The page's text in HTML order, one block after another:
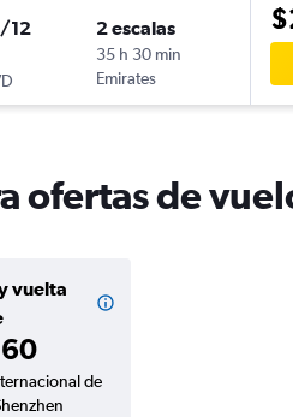
12 2 escalas
35 h 30 min
Emirates
ofertas de
vuelta
de